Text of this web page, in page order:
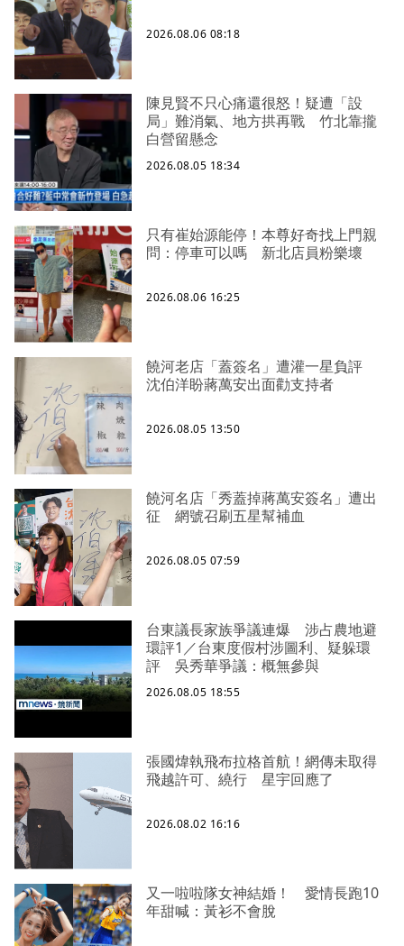
2026.08.06 08:18
陳見賢不只心痛還很怒！疑遭「設
局」難消氣、地方拱再戰 竹北靠攏
白營留懸念
2026.08.05 18:34
只有崔始源能停！本尊好奇找上門親
問：停車可以嗎 新北店員粉樂壞
2026.08.06 16:25
饒河老店「蓋簽名」遭灌一星負評
沈伯洋盼蔣萬安出面勸支持者
2026.08.05 13:50
饒河名店「秀蓋掉蔣萬安簽名」遭出
征 網號召刷五星幫補血
2026.08.05 07:59
台東議長家族爭議連爆 涉占農地避
環評1／台東度假村涉圖利、疑躲環
評 吳秀華爭議：概無參與
2026.08.05 18:55
張國煒執飛布拉格首航！網傳未取得
飛越許可、繞行 星宇回應了
2026.08.02 16:16
又一啦啦隊女神結婚！ 愛情長跑10
年甜喊：黃衫不會脫